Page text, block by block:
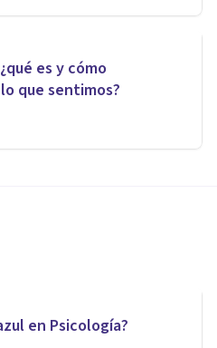
es y cómo
que sentimos?
en Psicología?